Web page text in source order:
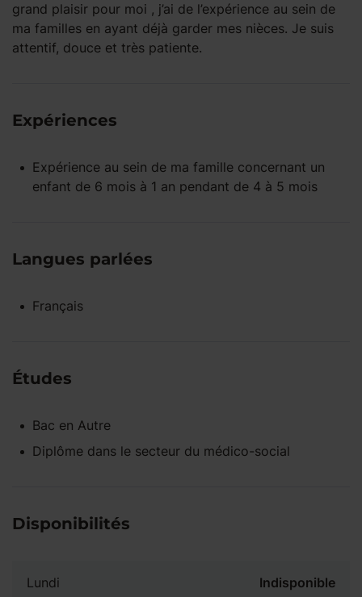
grand plaisir pour moi , j’ai de l’expérience au sein de
ma familles en ayant déjà garder mes nièces. Je suis
attentif, douce et très patiente.
Expériences
Expérience au sein de ma famille concernant un
enfant de 6 mois à 1 an pendant de 4 à 5 mois
Langues parlées
Français
Études
Bac en Autre
Diplôme dans le secteur du médico-social
Disponibilités
Lundi Indisponible